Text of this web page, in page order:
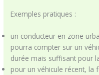
Exemples pratiques :
un conducteur en zone
pourra compter sur un
durée mais suffisant pour
pour un véhicule récent,